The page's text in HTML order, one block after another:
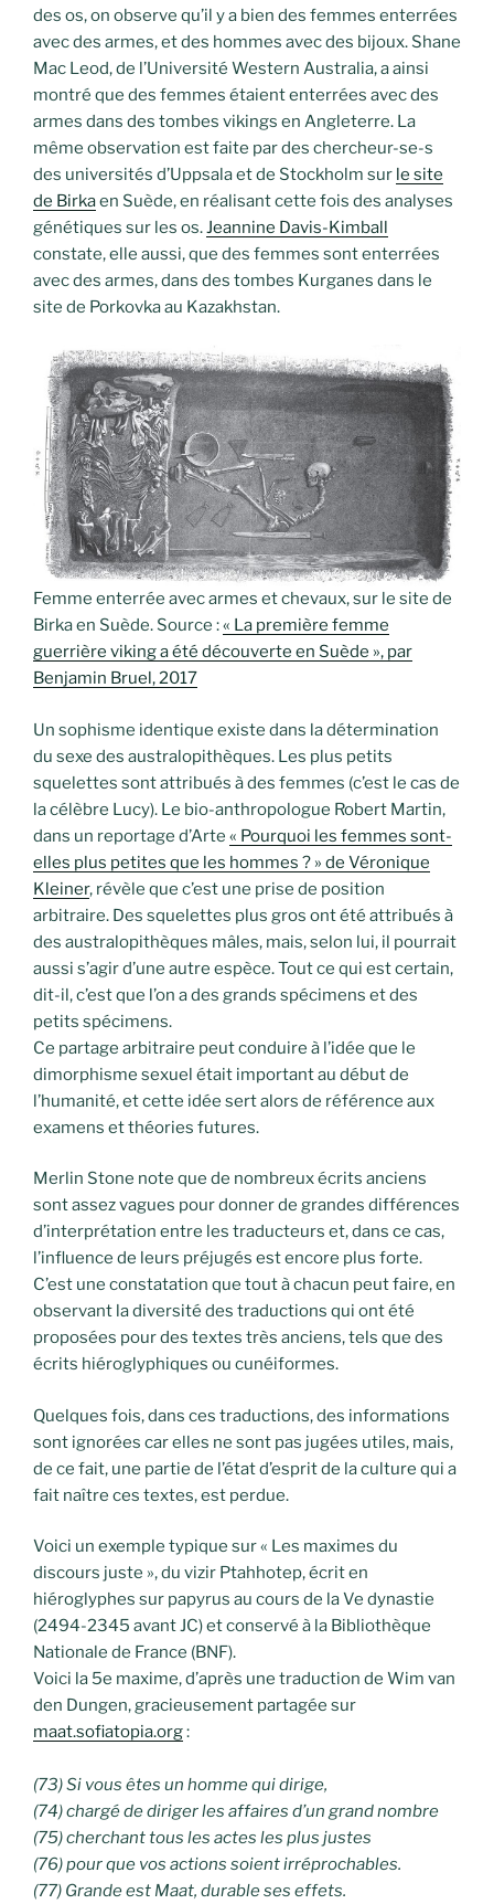
des os, on observe qu’il y a bien des femmes enterrées
avec des armes, et des hommes avec des bijoux. Shane
Mac Leod, de l’Université Western Australia, a ainsi
montré que des femmes étaient enterrées avec des
armes dans des tombes vikings en Angleterre. La
même observation est faite par des chercheur-se-s
des universités d’Uppsala et de Stockholm sur le site
de Birkaen Suède, en réalisant cette fois des analyses
génétiques sur les os.Jeannine Davis-Kimball
constate, elle aussi, que des femmes sont enterrées
avec des armes, dans des tombes Kurganes dans le
site de Porkovka au Kazakhstan.
Femme enterrée avec armes et chevaux, sur le site de
Birka en Suède. Source :« La première femme
guerrière viking a été découverte en Suède », par
Benjamin Bruel, 2017
Un sophisme identique existe dans la détermination
du sexe des australopithèques. Les plus petits
squelettes sont attribués à des femmes (c’est le cas de
la célèbre Lucy). Le bio-anthropologue Robert Martin,
dans un reportage d’Arte « Pourquoi les femmes sont-
elles plus petites que les hommes ? » de Véronique
Kleiner, révèle que c’est une prise de position
arbitraire. Des squelettes plus gros ont été attribués à
des australopithèques mâles, mais, selon lui, il pourrait
aussi s’agir d’une autre espèce. Tout ce qui est certain,
dit-il, c’est que l’on a des grands spécimens et des
petits spécimens.
Ce partage arbitraire peut conduire à l’idée que le
dimorphisme sexuel était important au début de
l’humanité, et cette idée sert alors de référence aux
examens et théories futures.
Merlin Stone note que de nombreux écrits anciens
sont assez vagues pour donner de grandes différences
d’interprétation entre les traducteurs et, dans ce cas,
l’influence de leurs préjugés est encore plus forte.
C’est une constatation que tout à chacun peut faire, en
observant la diversité des traductions qui ont été
proposées pour des textes très anciens, tels que des
écrits hiéroglyphiques ou cunéiformes.
Quelques fois, dans ces traductions, des informations
sont ignorées car elles ne sont pas jugées utiles, mais,
de ce fait, une partie de l’état d’esprit de la culture qui a
fait naître ces textes, est perdue.
Voici un exemple typique sur « Les maximes du
discours juste », du vizir Ptahhotep, écrit en
hiéroglyphes sur papyrus au cours de la Ve dynastie
(2494-2345 avant JC) et conservé à la Bibliothèque
Nationale de France (BNF).
Voici la 5e maxime, d’après une traduction de Wim van
den Dungen, gracieusement partagée sur
maat.sofiatopia.org:
(73) Si vous êtes un homme qui dirige,
(74) chargé de diriger les affaires d’un grand nombre
(75) cherchant tous les actes les plus justes
(76) pour que vos actions soient irréprochables.
(77) Grande est Maat, durable ses effets.